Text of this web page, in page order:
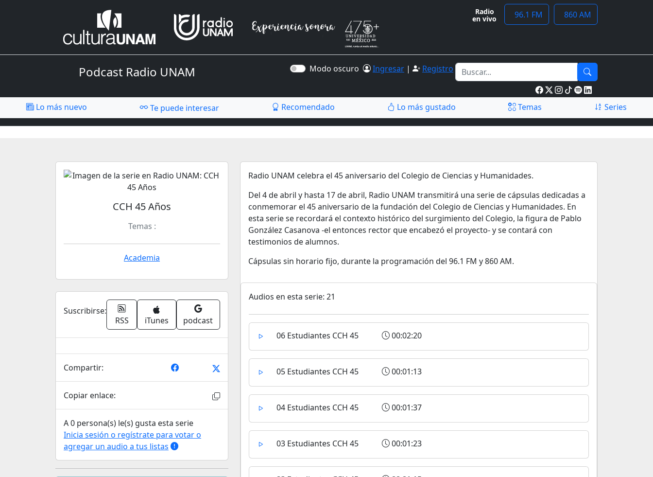
Radio
en vivo 96.1 FM 860 AM
Podcast Radio UNAM Modo oscuro Ingresar | Registro
Lo más nuevo Te puede interesar Recomendado Lo más gustado Temas Series
CCH 45 Años
Temas :
Academia
Suscribirse:
RSS
iTunes podcast
Compartir:
Copiar enlace:
A 0 persona(s) le(s) gusta esta serie
Inicia sesión o regístrate para votar o
agregar un audio a tus listas
Radio UNAM celebra el 45 aniversario del Colegio de Ciencias y Humanidades.
Del 4 de abril y hasta 17 de abril, Radio UNAM transmitirá una serie de cápsulas dedicadas a
conmemorar el 45 aniversario de la fundación del Colegio de Ciencias y Humanidades. En
esta serie se recordará el contexto histórico del surgimiento del Colegio, la figura de Pablo
González Casanova -el entonces rector que encabezó el proyecto- y se contará con
testimonios de alumnos.
Cápsulas sin horario fijo, durante la programación del 96.1 FM y 860 AM.
Audios en esta serie: 21
06 Estudiantes CCH 45 00:02:20
05 Estudiantes CCH 45 00:01:13
04 Estudiantes CCH 45 00:01:37
03 Estudiantes CCH 45 00:01:23